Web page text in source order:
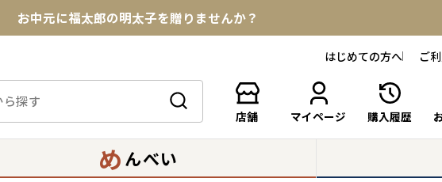
お中元に福太郎の明太子を贈りませんか？
【色々な味を試したい方へ】ポストイン！めんべい
送料全国一律770円！10,800円以上で送料無料
はじめての方へ ご
店舗 マイページ 購入履歴
め んべい